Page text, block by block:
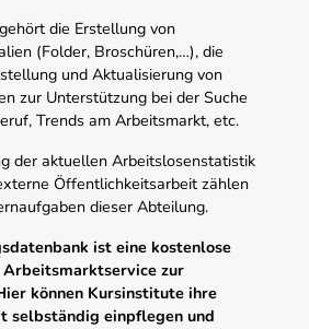
die Erstellung von
(Folder, Broschüren,…), die
und Aktualisierung von
zur Unterstützung bei der Suche
Trends am Arbeitsmarkt, etc.
der aktuellen Arbeitslosenstatistik
Öffentlichkeitsarbeit zählen
dieser Abteilung.
ist eine kostenlose
zur
können Kursinstitute ihre
selbständig einpflegen und